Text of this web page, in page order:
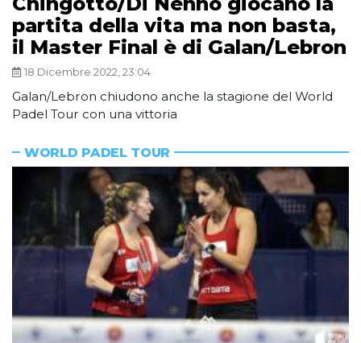
partita della vita ma non basta,
il Master Final è di Galan/Lebron
18 Dicembre 2022, 23:04
Galan/Lebron chiudono anche la stagione del World
Padel Tour con una vittoria
WORLD PADEL TOUR